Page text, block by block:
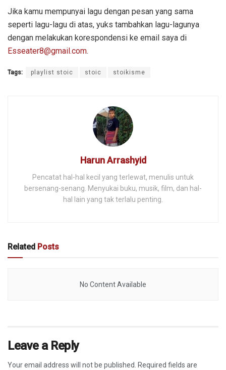
Jika kamu mempunyai lagu dengan pesan yang sama
seperti lagu-lagu di atas, yuks tambahkan lagu-lagunya
dengan melakukan korespondensi ke email saya di
Esseater8@gmail.com.
Tags: playlist stoic stoic stoikisme
Harun Arrashyid
Pencatat hal-hal kecil yang terlewat, menulis untuk
bersenang-senang. Menyukai buku, musik, film, dan hal-
hal lain yang tak terlalu penting.
Related Posts
No Content Available
Leave a Reply
Your email address will not be published.
Required fields are